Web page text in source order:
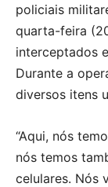
policiais
quarta-feira
interceptados
Durante a
diversos itens
“Aqui, nós
nós temos
celulares. Nós